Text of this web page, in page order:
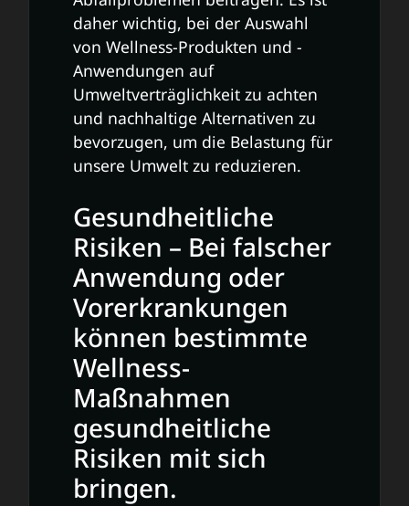
daher wichtig, bei der Auswahl
von Wellness-Produkten und -
Anwendungen auf
Umweltverträglichkeit zu achten
und nachhaltige Alternativen zu
bevorzugen, um die Belastung für
unsere Umwelt zu reduzieren.
Gesundheitliche
Risiken – Bei falscher
Anwendung oder
Vorerkrankungen
können bestimmte
Wellness-
Maßnahmen
gesundheitliche
Risiken mit sich
bringen.